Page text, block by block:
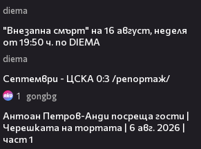
diema
"Внезапна смърт" на 16 август, неделя
от 19:50 ч. по DIEMA
diema
Септември - ЦСКА 0:3 /репортаж/
1 gongbg
Антоан Петров-Анди посреща гости |
Черешката на тортата | 6 авг. 2026 |
част 1